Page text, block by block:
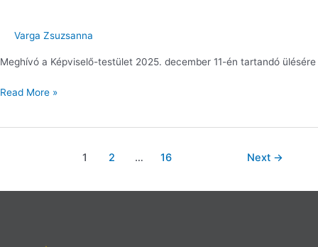
Varga Zsuzsanna
Meghívó a Képviselő-testület 2025. december 11-én tartandó ülésére
Read More »
1 2 … 16 Next →